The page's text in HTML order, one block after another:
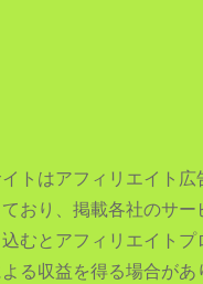
トはアフィリエイト広
おり、掲載各社のサー
むとアフィリエイトプ
る収益を得る場合があ